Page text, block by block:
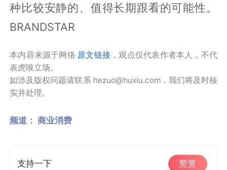
种比较安静的、值得长期跟看的可能性。
BRANDSTAR
本内容来源于网络 原文链接 ，观点仅代表作者本人，不代
表虎嗅立场。
如涉及版权问题请联系 hezuo@huxiu.com，我们将及时核
实并处理。
频道： 商业消费
支持一下 赞赏